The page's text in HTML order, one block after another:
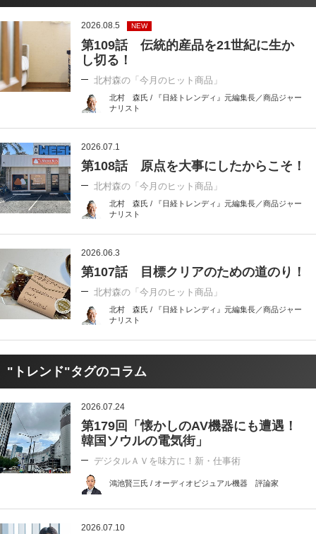
2026.08.5 NEW
第109話 伝統的産品を21世紀に生か
し切る！
北村森の「今月のヒット商品」
北村 森氏 / 『日経トレンディ』元編集長／商品ジャー
ナリスト
2026.07.1
第108話 原点を大事にしたからこそ！
北村森の「今月のヒット商品」
北村 森氏 / 『日経トレンディ』元編集長／商品ジャー
ナリスト
2026.06.3
第107話 目標クリアのための道のり！
北村森の「今月のヒット商品」
北村 森氏 / 『日経トレンディ』元編集長／商品ジャー
ナリスト
"トレンド"タグのコラム
2026.07.24
第179回「懐かしのAV機器にも遭遇！
韓国ソウルの電気街」
デジタルＡＶを味方に！新・仕事術
鴻池賢三氏 / オーディオビジュアル機器 評論家
2026.07.10